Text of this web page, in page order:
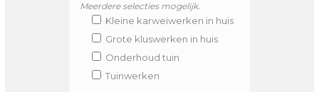
Meerdere selecties mogelijk.
Kleine karweiwerken in huis
Grote kluswerken in huis
Onderhoud tuin
Tuinwerken